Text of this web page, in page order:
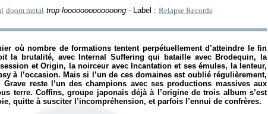
doom metal trop looooooooooooong- Label : Relapse Records
où nombre de formations tentent perpétuellement d’atteindre le fin
la brutalité, avec Internal Suffering qui bataille avec Brodequin, la
et Origin, la noirceur avec Incantation et ses émules, la lenteur,
à l’occasion. Mais si l’un de ces domaines est oublié régulièrement,
reste l’un des champions avec ses productions massives aux
terre. Coffins, groupe japonais déjà à l’origine de trois album s’est
quitte à susciter l’incompréhension, et parfois l’ennui de confrères.